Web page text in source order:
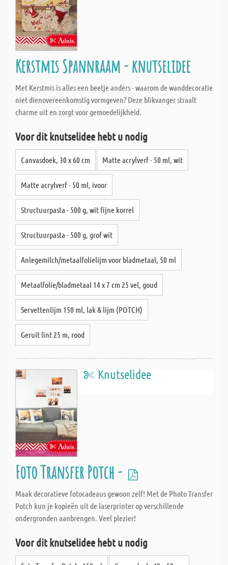
Kerstmis Spannraam - knutselidee
Met Kerstmis is alles een beetje anders - waarom de wanddecoratie
niet dienovereenkomstig vormgeven? Deze blikvanger straalt
charme uit en zorgt voor gemoedelijkheid.
Voor dit knutselidee hebt u nodig
Canvasdoek, 30 x 60 cm Matte acrylverf - 50 ml, wit
Matte acrylverf - 50 ml, ivoor
Structuurpasta - 500 g, wit fijne korrel
Structuurpasta - 500 g, grof wit
Anlegemilch/metaalfolielijm voor bladmetaal, 50 ml
Metaalfolie/bladmetaal 14 x 7 cm 25 vel, goud
Servettenlijm 150 ml, lak & lijm (POTCH)
Geruit lint 25 m, rood
Knutselidee
Foto Transfer Potch -
Maak decoratieve fotocadeaus gewoon zelf! Met de Photo Transfer
Potch kun je kopieën uit de laserprinter op verschillende
ondergronden aanbrengen. Veel plezier!
Voor dit knutselidee hebt u nodig